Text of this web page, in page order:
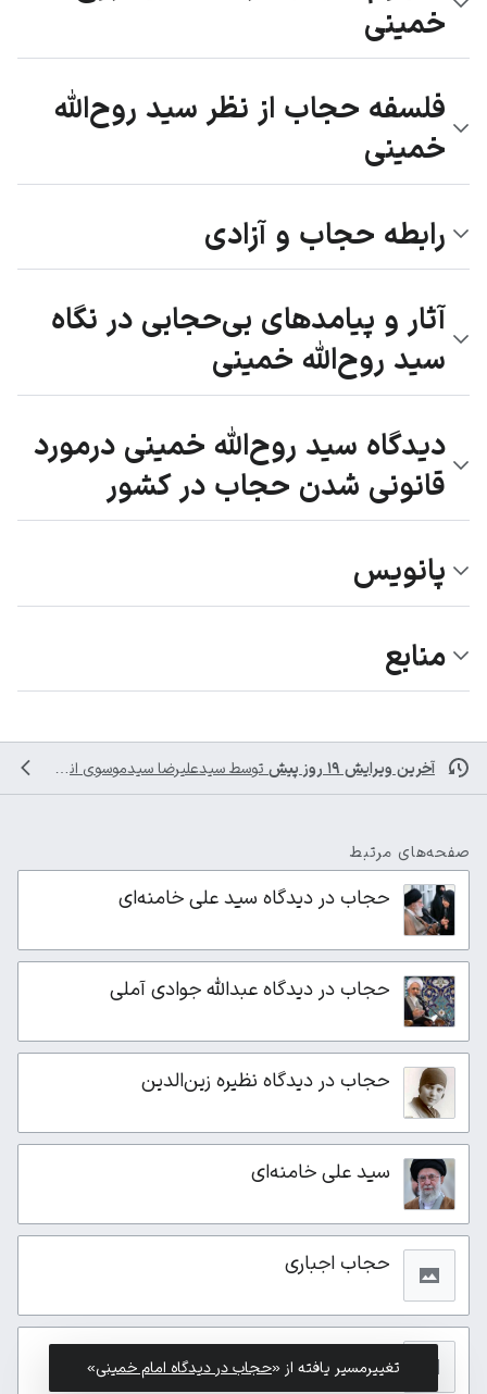
خمینی
فلسفه حجاب از نظر سید روح‌الله
خمینی
رابطه حجاب و آزادی
آثار و پیامدهای بی‌حجابی در نگاه
سید روح‌الله خمینی
دیدگاه سید روح‌الله خمینی درمورد
قانونی شدن حجاب در کشور
پانویس
منابع
آخرین ویرایش ۱۹ روز پیش توسط سیدعلیرضا سیدموسوی انجام شده است
صفحه‌های مرتبط
حجاب در دیدگاه سید علی خامنه‌ای
حجاب در دیدگاه عبدالله جوادی آملی
حجاب در دیدگاه نظیره زین‌الدین
سید علی خامنه‌ای
حجاب اجباری
تغییرمسیر یافته از «حجاب در دیدگاه امام خمینی»